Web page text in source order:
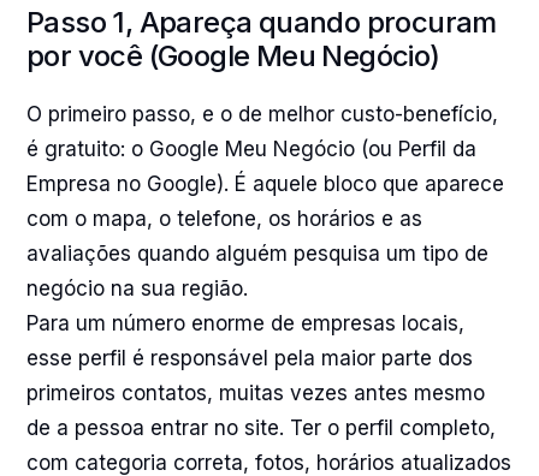
Passo 1, Apareça quando procuram
por você (Google Meu Negócio)
O primeiro passo, e o de melhor custo-benefício,
é gratuito: o Google Meu Negócio (ou Perfil da
Empresa no Google). É aquele bloco que aparece
com o mapa, o telefone, os horários e as
avaliações quando alguém pesquisa um tipo de
negócio na sua região.
Para um número enorme de empresas locais,
esse perfil é responsável pela maior parte dos
primeiros contatos, muitas vezes antes mesmo
de a pessoa entrar no site. Ter o perfil completo,
com categoria correta, fotos, horários atualizados